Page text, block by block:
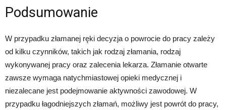
Podsumowanie
W przypadku złamanej ręki decyzja o powrocie do pracy zależy
od kilku czynników, takich jak rodzaj złamania, rodzaj
wykonywanej pracy oraz zalecenia lekarza. Złamanie otwarte
zawsze wymaga natychmiastowej opieki medycznej i
niezalecane jest podejmowanie aktywności zawodowej. W
przypadku łagodniejszych złamań, możliwy jest powrót do pracy,